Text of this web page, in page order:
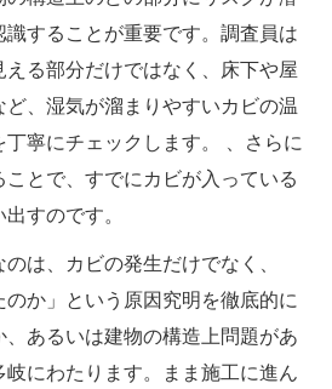
識することが重要です。調査員は
る部分だけではなく、床下や屋
、湿気が溜まりやすいカビの温
寧にチェックします。 、さらに
とで、すでにカビが入っている
すのです。
は、カビの発生だけでなく、
のか」という原因究明を徹底的に
あるいは建物の構造上問題があ
岐にわたります。まま施工に進ん